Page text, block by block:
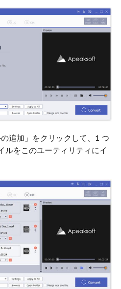
の追加」をクリックして、1 つ
ルをこのユーティリティにイ